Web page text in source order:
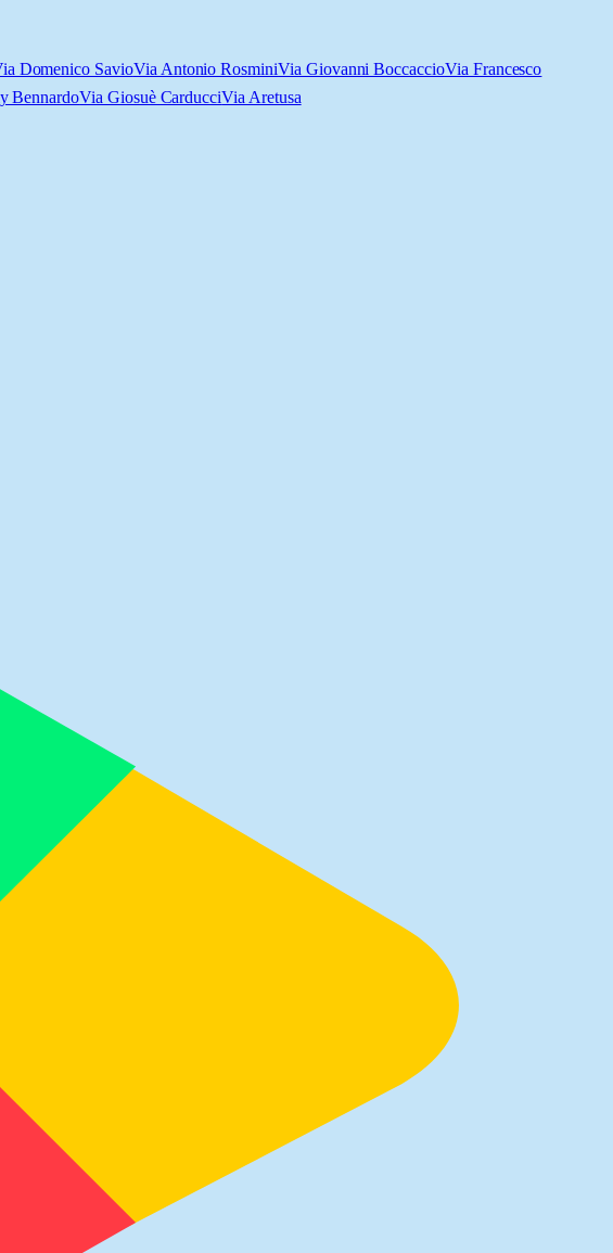
Domenico SavioVia Antonio RosminiVia Giovanni BoccaccioVia Francesco
BennardoVia Giosuè CarducciVia Aretusa